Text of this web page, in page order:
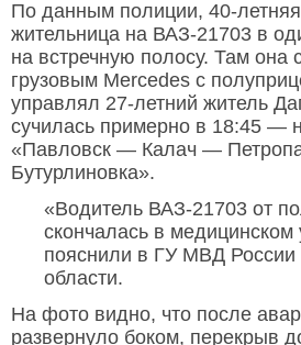
По данным полиции, 40-
жительница на ВАЗ-21703 в
на встречную полосу. Там она
грузовым Mercedes c
управлял 27-летний житель
сучилась примерно в 18:45 —
«Павловск — Калач —
Бутурлиновка».
«Водитель ВАЗ-21703 от
скончалась в
пояснили в ГУ МВД России
области.
На фото видно, что после
развернуло боком, перекрыв